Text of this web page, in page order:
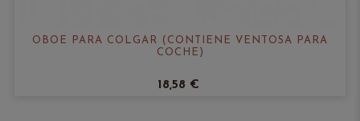
OBOE PARA COLGAR (CONTIENE VENTOSA PARA
COCHE)
18,58 €